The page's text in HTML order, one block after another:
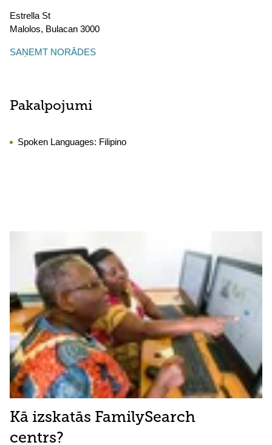
Estrella St
Malolos, Bulacan 3000
SAŅEMT NORĀDES
Pakalpojumi
Spoken Languages: Filipino
Kā izskatās FamilySearch
centrs?